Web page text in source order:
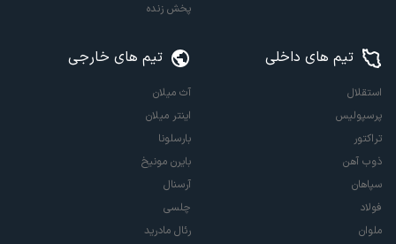
پخش زنده
تیم های داخلی
استقلال
پرسپولیس
تراکتور
ذوب آهن
سپاهان
فولاد
ملوان
تیم های خارجی
آث میلان
اینتر میلان
بارسلونا
بایرن مونیخ
آرسنال
چلسی
رئال مادرید